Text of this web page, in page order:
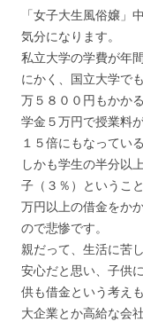
「女子大生風俗嬢」
気分になります。
私立大学の学費が年
にかく、国立大学で
万５８００円もかか
学金５万円で授業料
１５倍にもなってい
しかも学生の半分以
子（３％）というこ
万円以上の借金をか
ので悲惨です。
親だって、生活に苦
安心だと思い、子供
供も借金という考え
大企業とか高給な会